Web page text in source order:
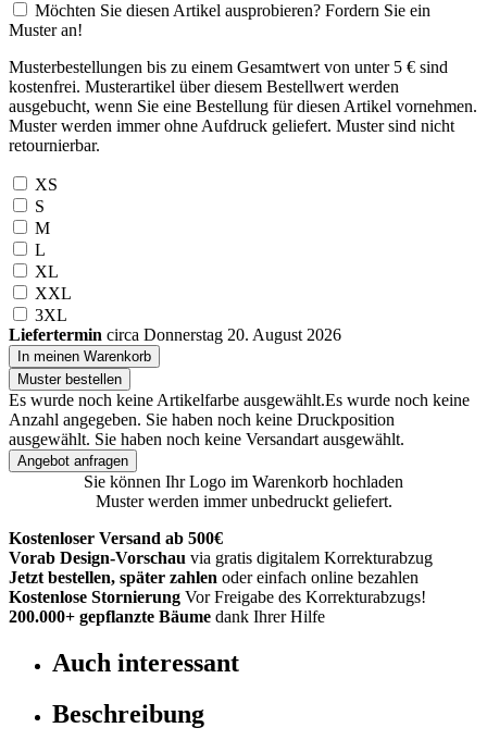
Möchten Sie diesen Artikel ausprobieren? Fordern Sie ein
Muster an!
Musterbestellungen bis zu einem Gesamtwert von unter 5 € sind
kostenfrei. Musterartikel über diesem Bestellwert werden
ausgebucht, wenn Sie eine Bestellung für diesen Artikel vornehmen.
Muster werden immer ohne Aufdruck geliefert. Muster sind nicht
retournierbar.
XS
S
M
L
XL
XXL
3XL
Liefertermin circa Donnerstag 20. August 2026
In meinen Warenkorb
Muster bestellen
Es wurde noch keine Artikelfarbe ausgewählt.Es wurde noch keine
Anzahl angegeben. Sie haben noch keine Druckposition
ausgewählt. Sie haben noch keine Versandart ausgewählt.
Angebot anfragen
Sie können Ihr Logo im Warenkorb hochladen
Muster werden immer unbedruckt geliefert.
Kostenloser Versand ab 500€
Vorab Design-Vorschau via gratis digitalem Korrekturabzug
Jetzt bestellen, später zahlen oder einfach online bezahlen
Kostenlose Stornierung Vor Freigabe des Korrekturabzugs!
200.000+ gepflanzte Bäume dank Ihrer Hilfe
Auch interessant
Beschreibung